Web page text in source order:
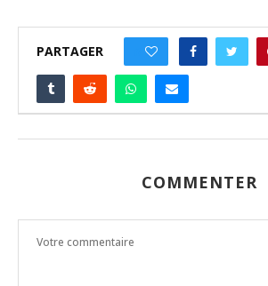
PARTAGER
COMMENTER